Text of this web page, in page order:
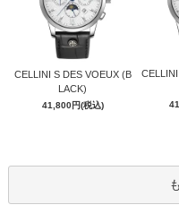
CELLINI S DES VOEUX (B
LACK)
41,800円(税込)